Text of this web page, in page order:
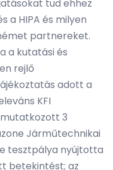
tud ehhez
a HIPA és milyen
partnereket.
a kutatási és
rejlő
adott a
KFI
3
Járműtechnikai
tesztpálya nyújtotta
betekintést; az